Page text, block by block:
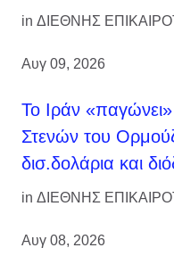
in ΔΙΕΘΝΗΣ
Αυγ 09, 2026
Το Ιράν
Στενών του
δισ.δολάρια και
in ΔΙΕΘΝΗΣ
Αυγ 08, 2026